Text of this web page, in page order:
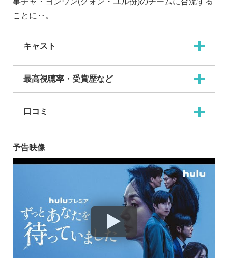
ことに‥。
キャスト
最高視聴率・受賞歴など
口コミ
予告映像